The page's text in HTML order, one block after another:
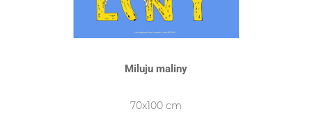
Miluju maliny
70x100 cm